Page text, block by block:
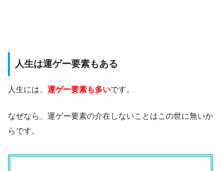
人生は運ゲー要素もある
人生には、 運ゲー要素も多いです。
なぜなら、運ゲー要素の介在しないことはこの世に無いか
らです。